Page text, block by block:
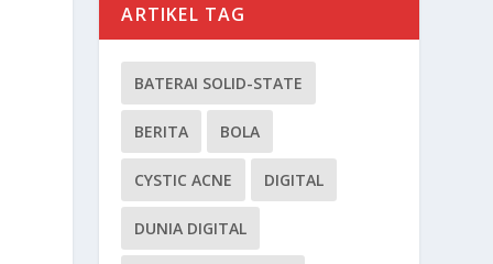
ARTIKEL TAG
BATERAI SOLID-STATE
BERITA BOLA
CYSTIC ACNE DIGITAL
DUNIA DIGITAL